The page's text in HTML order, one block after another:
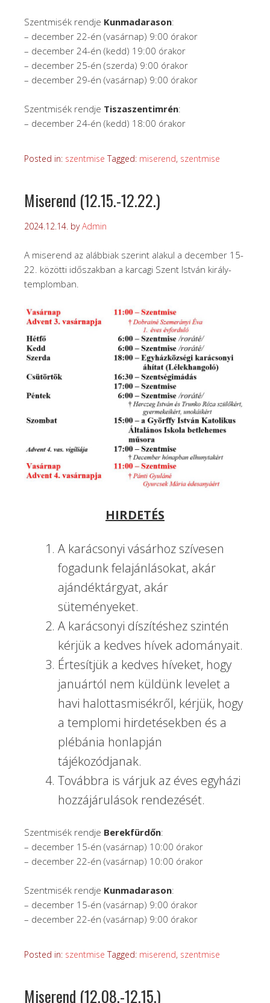
Szentmisék rendje Kunmadarason:
– december 22-én (vasárnap) 9:00 órakor
– december 24-én (kedd) 19:00 órakor
– december 25-én (szerda) 9:00 órakor
– december 29-én (vasárnap) 9:00 órakor
Szentmisék rendje Tiszaszentimrén:
– december 24-én (kedd) 18:00 órakor
Posted in: szentmise Tagged: miserend, szentmise
Miserend (12.15.-12.22.)
2024.12.14. byAdmin
A miserend az alábbiak szerint alakul a december 15-
22. közötti időszakban a karcagi Szent István király-
templomban.
HIRDETÉS
A karácsonyi vásárhoz szívesen
fogadunk felajánlásokat, akár
ajándéktárgyat, akár
süteményeket.
A karácsonyi díszítéshez szintén
kérjük a kedves hívek adományait.
Értesítjük a kedves híveket, hogy
januártól nem küldünk levelet a
havi halottasmisékről, kérjük, hogy
a templomi hirdetésekben és a
plébánia honlapján
tájékozódjanak.
Továbbra is várjuk az éves egyházi
hozzájárulások rendezését.
Szentmisék rendje Berekfürdőn:
– december 15-én (vasárnap) 10:00 órakor
– december 22-én (vasárnap) 10:00 órakor
Szentmisék rendje Kunmadarason:
– december 15-én (vasárnap) 9:00 órakor
– december 22-én (vasárnap) 9:00 órakor
Posted in: szentmise Tagged: miserend, szentmise
Miserend (12.08.-12.15.)